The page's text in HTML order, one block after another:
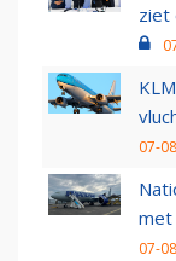
ziet
07-
met
07-